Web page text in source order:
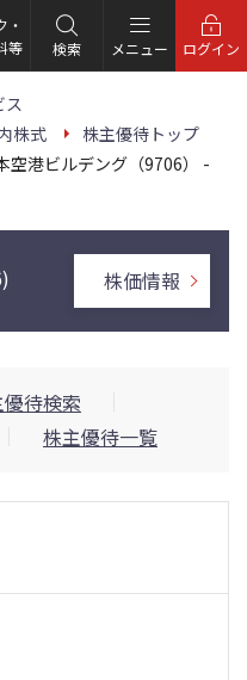
・
等
検索 メニュー ログイン
ス
株式
株主優待トップ
空港ビルデング（9706） -
株価情報
待検索
株主優待一覧